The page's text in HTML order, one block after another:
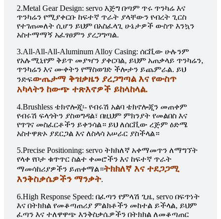
2.Metal Gear Design: servo እጅግ በጣም ጥሩ ጥንካሬ እና
ጥንካሬን የሚያቀርቡ ከፍተኛ ጥራት ያላቸውን የብረት ጊርስ
የተገጠመለት ሲሆን ይህም በአስፈላጊ ሁኔታዎች ውስጥ እንኳን
አስተማማኝ አፈፃፀምን ያረጋግጣል.
3.All-All-All-Aluminum Alloy Casing: ሰርቪው ሁሉንም
የአሉሚኒየም ቅይጥ መያዣን ያቀርባል, ይህም አጠቃላይ ጥንካሬን,
ጥንካሬን እና ሙቀትን የማስወገድ ችሎታን ይጨምራል. ይህ
ንድፍውጤታማ ቅዝቃዜን ያረጋግጣል እና የውስጥ
አካላትን ከውጭ ተጽእኖዎች ይከላከላል.
4.Brushless ቴክኖሎጂ፡- የብሩሽ አልባ ቴክኖሎጂን መጠቀም
የብሩሽ ፍላጎትን ያስወግዳል፣ በዚህም ምክንያት የመልበስ እና
የጥገና መስፈርቶችን ይቀንሳል። ይህ ለሰርቪው ረጅም ዕድሜ
አስተዋጽኦ ያደርጋል እና ለስላሳ አሠራር ያስችላል።
5.Precise Positioning: servo ትክክለኛ አቀማመጥን ለማግኘት
የላቀ የቦታ ቁጥጥር ስልተ ቀመሮችን እና ከፍተኛ ጥራት
ማመሳከሪያዎችን ይጠቀማል።ትክክለኛ እና ተደጋጋሚ
እንቅስቃሴዎችን ማንቃት.
6.High Response Speed: በፈጣን የምላሽ ጊዜ, servo በፍጥነት
እና በትክክል የመቆጣጠሪያ ምልክቶችን መከተል ይችላል, ይህም
ፈጣን እና ተለዋዋጭ እንቅስቃሴዎችን በትክክል ለመቆጣጠር